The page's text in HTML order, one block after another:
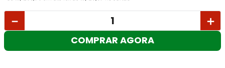
＋
－
COMPRAR AGORA